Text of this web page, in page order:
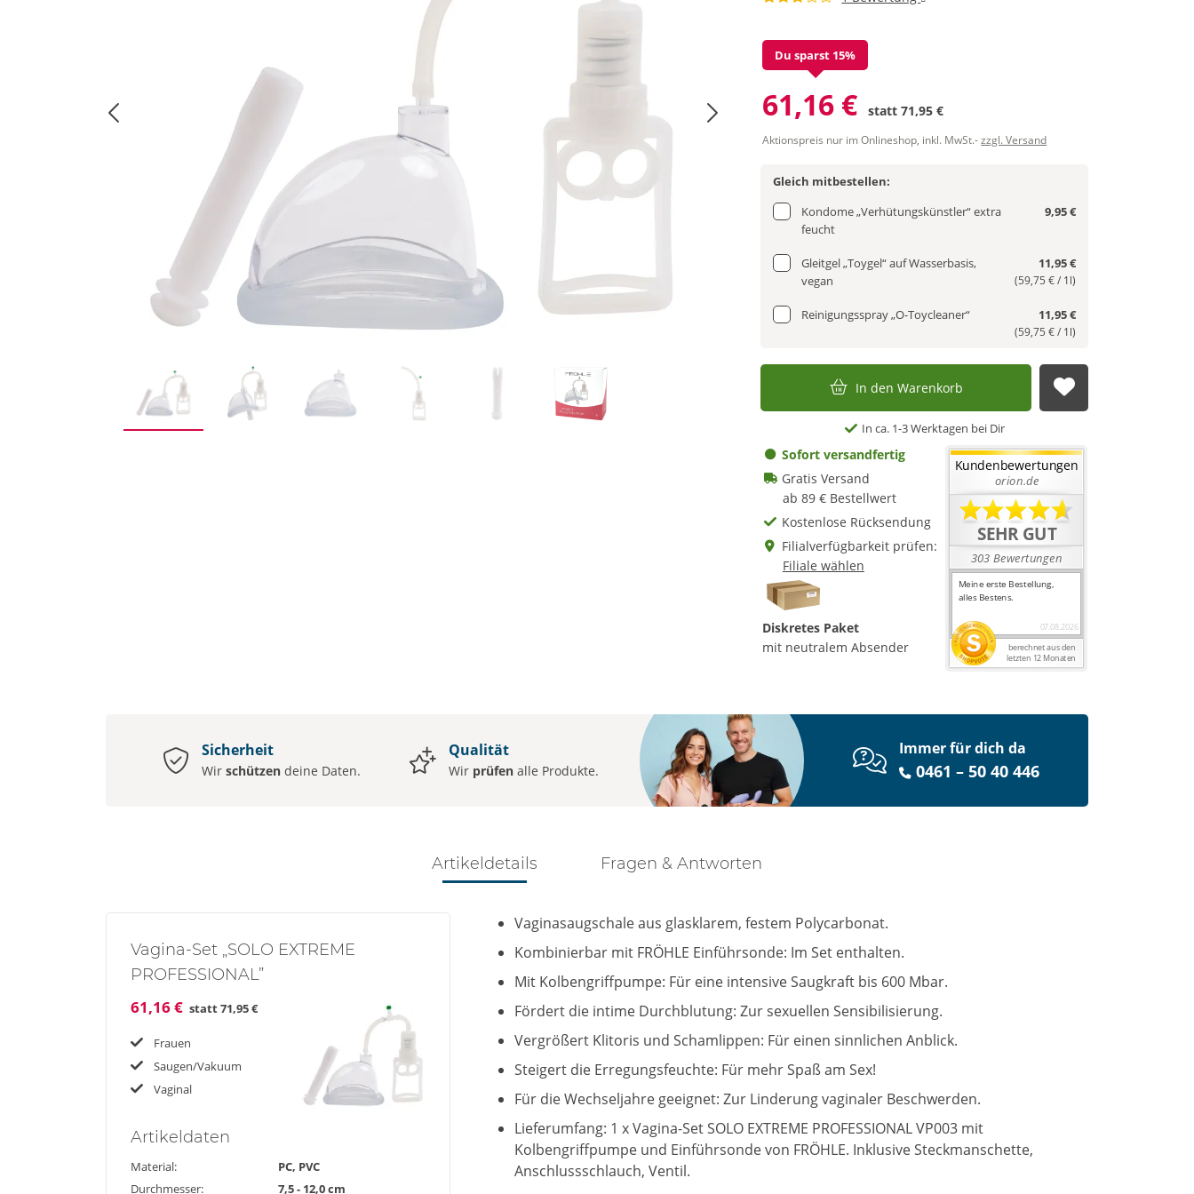
Du sparst 15%
61,16 € statt71,95 €
Aktionspreis nur im Onlineshop, inkl. MwSt.-zzgl. Versand
Gleich mitbestellen:
Kondome „Verhütungskünstler“ extra
feucht
9,95 €
Gleitgel „Toygel“ auf Wasserbasis,
vegan
11,95 €
(59,75 € / 1l)
Reinigungsspray „O-Toycleaner“ 11,95 €
(59,75 € / 1l)
In den Warenkorb Auf die
In ca. 1-3 Werktagen bei Dir
Sofort versandfertig
Gratis Versand
ab 89 € Bestellwert
Kostenlose Rücksendung
Filialverfügbarkeit prüfen:
Filiale wählen
Diskretes Paket
mit neutralem Absender
Sicherheit
Wir schützen deine Daten.
Qualität
Wir prüfen alle Produkte.
Immer für dich da
0461 – 50 40 446
Artikeldetails Fragen & Antworten
Vagina-Set „SOLO EXTREME
PROFESSIONAL”
61,16 € statt71,95 €
Frauen
Saugen/Vakuum
Vaginal
Artikel daten
Material:
PC, PVC
Durchmesser:
7,5 - 12,0 cm
Vaginasaugschale aus glasklarem, festem Polycarbonat.
Kombinierbar mit FRÖHLE Einführsonde: Im Set enthalten.
Mit Kolbengriffpumpe: Für eine intensive Saugkraft bis 600 Mbar.
Fördert die intime Durchblutung: Zur sexuellen Sensibilisierung.
Vergrößert Klitoris und Schamlippen: Für einen sinnlichen Anblick.
Steigert die Erregungsfeuchte: Für mehr Spaß am Sex!
Für die Wechseljahre geeignet: Zur Linderung vaginaler Beschwerden.
Lieferumfang: 1 x Vagina-Set SOLO EXTREME PROFESSIONAL VP003 mit
Kolbengriffpumpe und Einführsonde von FRÖHLE. Inklusive Steckmanschette,
Anschlussschlauch, Ventil.